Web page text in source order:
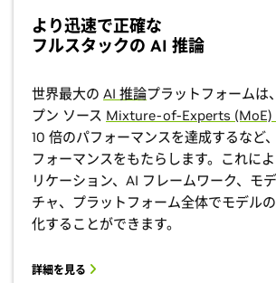
より迅速で正確な
フルスタックの AI 推論
世界最大の AI 推論プラットフォームは
プン ソース Mixture-of-Experts (MoE)
10 倍のパフォーマンスを達成するなど
フォーマンスをもたらします。これに
リケーション、AI フレームワーク、モ
チャ、プラットフォーム全体でモデル
化することができます。
詳細を見る